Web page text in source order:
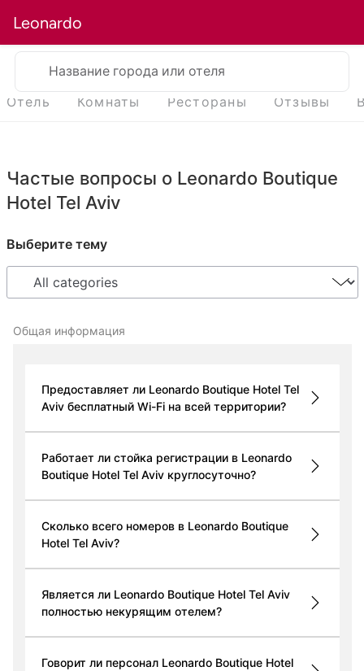
Leonardo
Название города или отеля
Отель Комнаты Рестораны Отзывы
Частые вопросы о Leonardo Boutique
Hotel Tel Aviv
Выберите тему
Общая информация
Предоставляет ли Leonardo Boutique Hotel Tel
Aviv бесплатный Wi-Fi на всей территории?
Работает ли стойка регистрации в Leonardo
Boutique Hotel Tel Aviv круглосуточно?
Сколько всего номеров в Leonardo Boutique
Hotel Tel Aviv?
Является ли Leonardo Boutique Hotel Tel Aviv
полностью некурящим отелем?
Говорит ли персонал Leonardo Boutique Hotel